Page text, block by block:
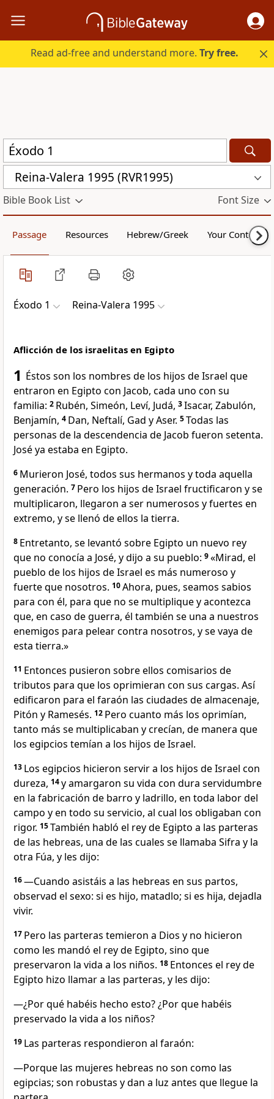
Read ad-free and understand more.Try free.
Reina-Valera 1995 (RVR1995)
Bible Book List Font Size
Passage Resources Hebrew/Greek Your Content
Éxodo 1 Reina-Valera 1995
Aflicción de los israelitas en Egipto
1 Éstos son los nombres de los hijos de Israel que
entraron en Egipto con Jacob, cada uno con su
familia: 2 Rubén, Simeón, Leví, Judá, 3Isacar, Zabulón,
Benjamín, 4 Dan, Neftalí, Gad y Aser. 5Todas las
personas de la descendencia de Jacob fueron setenta.
José ya estaba en Egipto.
6 Murieron José, todos sus hermanos y toda aquella
generación. 7 Pero los hijos de Israel fructificaron y se
multiplicaron, llegaron a ser numerosos y fuertes en
extremo, y se llenó de ellos la tierra.
8 Entretanto, se levantó sobre Egipto un nuevo rey
que no conocía a José, y dijo a su pueblo: 9«Mirad, el
pueblo de los hijos de Israel es más numeroso y
fuerte que nosotros. 10Ahora, pues, seamos sabios
para con él, para que no se multiplique y acontezca
que, en caso de guerra, él también se una a nuestros
enemigos para pelear contra nosotros, y se vaya de
esta tierra.»
11 Entonces pusieron sobre ellos comisarios de
tributos para que los oprimieran con sus cargas. Así
edificaron para el faraón las ciudades de almacenaje,
Pitón y Ramesés. 12 Pero cuanto más los oprimían,
tanto más se multiplicaban y crecían, de manera que
los egipcios temían a los hijos de Israel.
13 Los egipcios hicieron servir a los hijos de Israel con
dureza, 14y amargaron su vida con dura servidumbre
en la fabricación de barro y ladrillo, en toda labor del
campo y en todo su servicio, al cual los obligaban con
rigor. 15También habló el rey de Egipto a las parteras
de las hebreas, una de las cuales se llamaba Sifra y la
otra Fúa, y les dijo:
16—Cuando asistáis a las hebreas en sus partos,
observad el sexo: si es hijo, matadlo; si es hija, dejadla
vivir.
17 Pero las parteras temieron a Dios y no hicieron
como les mandó el rey de Egipto, sino que
preservaron la vida a los niños. 18 Entonces el rey de
Egipto hizo llamar a las parteras, y les dijo:
—¿Por qué habéis hecho esto? ¿Por que habéis
preservado la vida a los niños?
19 Las parteras respondieron al faraón:
—Porque las mujeres hebreas no son como las
egipcias; son robustas y dan a luz antes que llegue la